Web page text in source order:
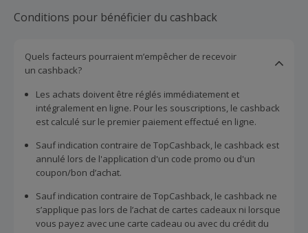
Conditions pour bénéficier du cashback
Quels facteurs pourraient m’empêcher de recevoir
un cashback?
Les achats doivent être réglés immédiatement et
intégralement en ligne. Pour les souscriptions, le cashback
est calculé sur le premier paiement effectué en ligne.
Sauf indication contraire de TopCashback, le cashback est
annulé lors de l'application d'un code promo ou d'un
coupon/bon d’achat.
Sauf indication contraire de TopCashback, le cashback ne
s’applique pas lors de l’achat de cartes cadeaux ni lorsque
vous payez avec une carte cadeau ou avec du crédit du